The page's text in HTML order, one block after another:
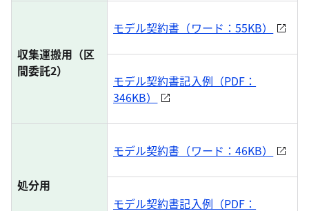
収集運搬用（区
間委託2）
モデル契約書（ワード：55KB）
モデル契約書記入例（PDF：
346KB）
処分用
モデル契約書（ワード：46KB）
モデル契約書記入例（PDF：